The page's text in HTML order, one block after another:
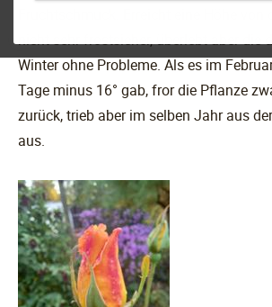
nicht sehr frostsicher, überlebt aber die
Winter ohne Probleme. Als es im
Tage minus 16° gab, fror die Pflanze
zurück, trieb aber im selben Jahr aus
aus.